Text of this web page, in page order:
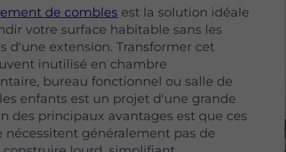
de combles est la solution idéale
votre surface habitable sans les
d'une extension. Transformer cet
inutilisé en chambre
bureau fonctionnel ou salle de
enfants est un projet d'une grande
des principaux avantages est que ces
nécessitent généralement pas de